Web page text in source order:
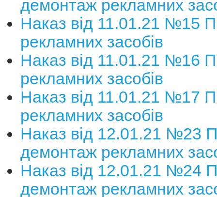
демонтаж рекламних
Наказ від 11.01.21 №15
рекламних засобів
Наказ від 11.01.21 №16
рекламних засобів
Наказ від 11.01.21 №17
рекламних засобів
Наказ від 12.01.21 №23
демонтаж рекламних
Наказ від 12.01.21 №24
демонтаж рекламних